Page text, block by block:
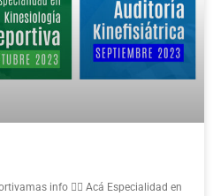
info 👉🏻 Acá Especialidad en